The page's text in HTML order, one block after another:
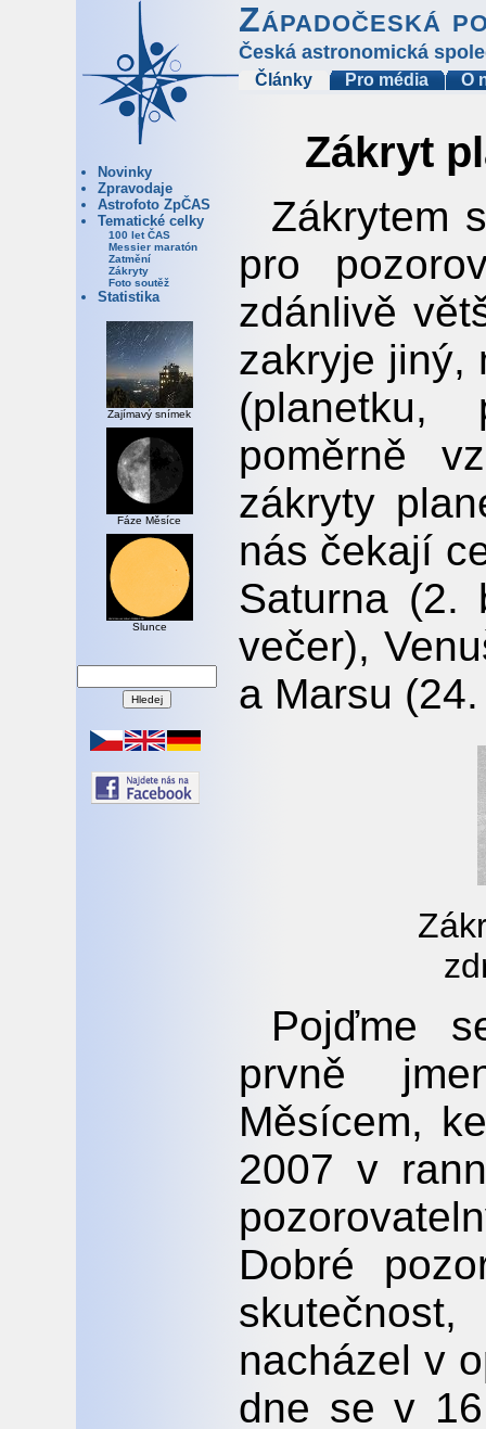
Západočeská
Česká astronomická
Články Pro média O
Novinky
Zpravodaje
Astrofoto ZpČAS
Tematické celky
100 let ČAS
Messier maratón
Zatmění
Zákryty
Foto soutěž
Statistika
Zajímavý snímek
Fáze Měsíce
Slunce
Zákryt
Zákrytem
pro
zdánlivě
zakryje jiný,
(planetku,
poměrně
zákryty
nás čekají
Saturna (2.
večer),
a Marsu
Pojďme
prvně
Měsícem,
2007 v
Dobré
nacházel v
dne se v